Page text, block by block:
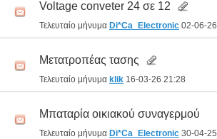
Voltage conveter 24 σε 12
Τελευταίο μήνυμα Di*Ca_Electronic 02-06-26
Μετατροπέας τασης
Τελευταίο μήνυμα klik 16-03-26 21:28
Μπαταρία οικιακού συναγερμού
Τελευταίο μήνυμα Di*Ca_Electronic 30-04-25